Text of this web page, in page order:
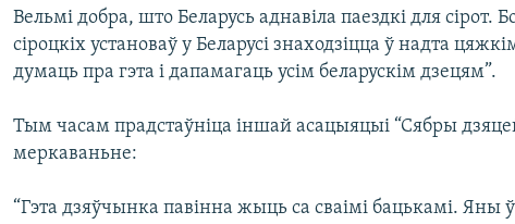
Вельмі добра, што Беларусь аднавіла паездкі для сірот.
сіроцкіх установаў у Беларусі знаходзіцца ў надта
думаць пра гэта і дапамагаць усім беларускім дзецям”.
Тым часам прадстаўніца іншай асацыяцыі “Сябры
меркаваньне:
“Гэта дзяўчынка павінна жыць са сваімі бацькамі. Яны